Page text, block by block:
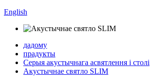
English
дадому
прадукты
Серыя акустычнага асвятлення і столі
Акустычнае святло SLIM